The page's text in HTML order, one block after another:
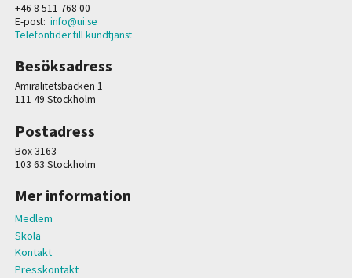
+46 8 511 768 00
E-post: info@ui.se
Telefontider till kundtjänst
Besöksadress
Amiralitetsbacken 1
111 49 Stockholm
Postadress
Box 3163
103 63 Stockholm
Mer information
Medlem
Skola
Kontakt
Presskontakt